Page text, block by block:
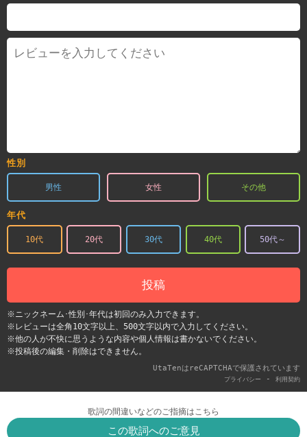
性別
男性 女性 その他
年代
10代 20代 30代 40代 50代～
投稿
※ニックネーム･性別･年代は初回のみ入力できます。
※レビューは全角10文字以上、500文字以内で入力してください。
※他の人が不快に思うような内容や個人情報は書かないでください。
※投稿後の編集・削除はできません。
UtaTenはreCAPTCHAで保護されています
プライバシー - 利用契約
歌詞の間違いなどのご指摘はこちら
この歌詞へのご意見